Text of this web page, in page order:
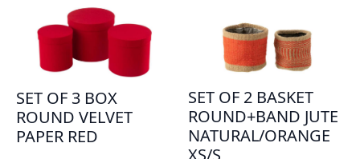
SET OF 3 BOX
ROUND VELVET
PAPER RED
SET OF 2 BASKET
ROUND+BAND JUTE
NATURAL/ORANGE